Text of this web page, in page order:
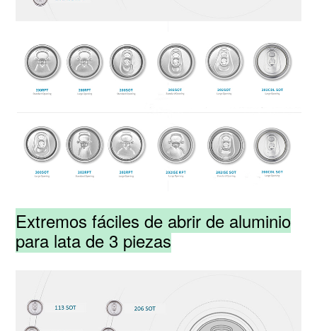
Extremos fáciles de abrir de aluminio
para lata de 3 piezas